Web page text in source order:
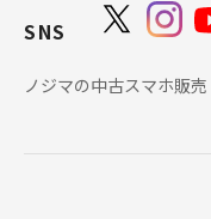
SNS
ノジマの中古スマホ販売